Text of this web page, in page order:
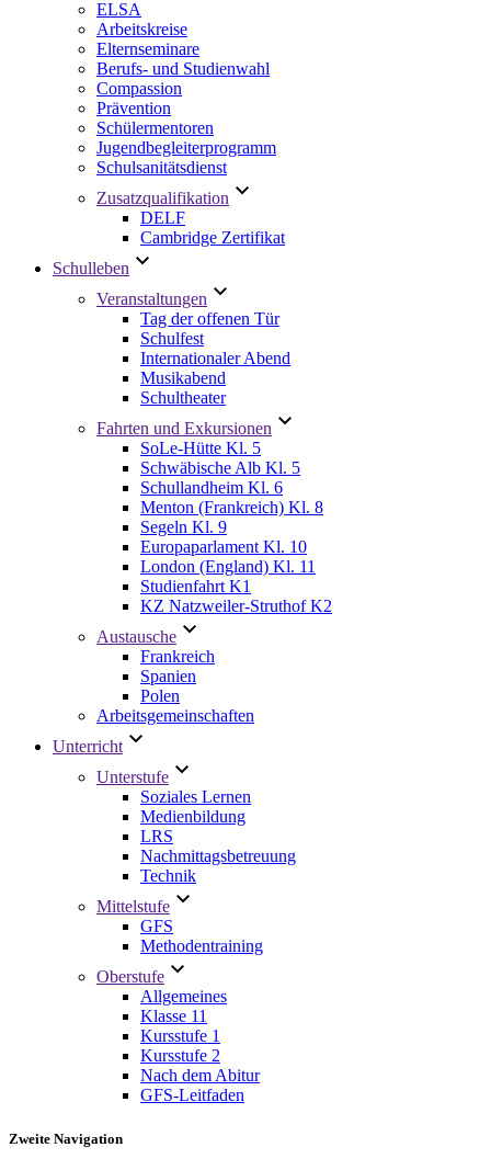
ELSA
Arbeitskreise
Elternseminare
Berufs- und Studienwahl
Compassion
Prävention
Schülermentoren
Jugendbegleiterprogramm
Schulsanitätsdienst
Zusatzqualifikation
DELF
Cambridge Zertifikat
Schulleben
Veranstaltungen
Tag der offenen Tür
Schulfest
Internationaler Abend
Musikabend
Schultheater
Fahrten und Exkursionen
SoLe-Hütte Kl. 5
Schwäbische Alb Kl. 5
Schullandheim Kl. 6
Menton (Frankreich) Kl. 8
Segeln Kl. 9
Europaparlament Kl. 10
London (England) Kl. 11
Studienfahrt K1
KZ Natzweiler-Struthof K2
Austausche
Frankreich
Spanien
Polen
Arbeitsgemeinschaften
Unterricht
Unterstufe
Soziales Lernen
Medienbildung
LRS
Nachmittagsbetreuung
Technik
Mittelstufe
GFS
Methodentraining
Oberstufe
Allgemeines
Klasse 11
Kursstufe 1
Kursstufe 2
Nach dem Abitur
GFS-Leitfaden
Zweite Navigation